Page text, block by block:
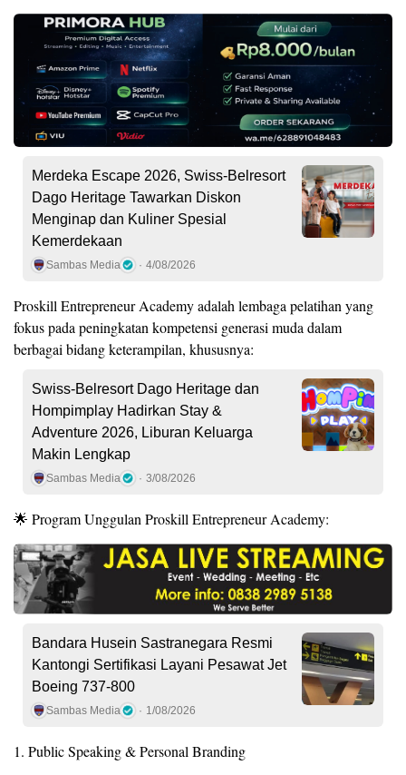
Merdeka Escape 2026, Swiss-Belresort
Dago Heritage Tawarkan Diskon
Menginap dan Kuliner Spesial
Kemerdekaan
Sambas Media 4/08/2026
Proskill Entrepreneur Academy adalah lembaga pelatihan yang
fokus pada peningkatan kompetensi generasi muda dalam
berbagai bidang keterampilan, khususnya:
Swiss-Belresort Dago Heritage dan
Hompimplay Hadirkan Stay &
Adventure 2026, Liburan Keluarga
Makin Lengkap
Sambas Media 3/08/2026
🌟 Program Unggulan Proskill Entrepreneur Academy:
Bandara Husein Sastranegara Resmi
Kantongi Sertifikasi Layani Pesawat Jet
Boeing 737-800
Sambas Media 1/08/2026
1. Public Speaking & Personal Branding